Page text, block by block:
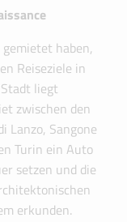
haben,
Reiseziele in
liegt
zwischen den
Lanzo, Sangone
Turin ein Auto
setzen und die
erkunden.